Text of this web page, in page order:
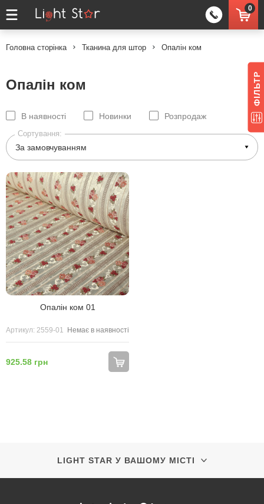
0
Головна сторінка Тканина для штор Опалін ком
ФІЛЬТР
Опалін ком
В наявності Новинки Розпродаж
Сортування:
Опалін ком 01
Артикул: 2559-01 Немає в наявності
925.58 грн
LIGHT STAR У ВАШОМУ МІСТІ